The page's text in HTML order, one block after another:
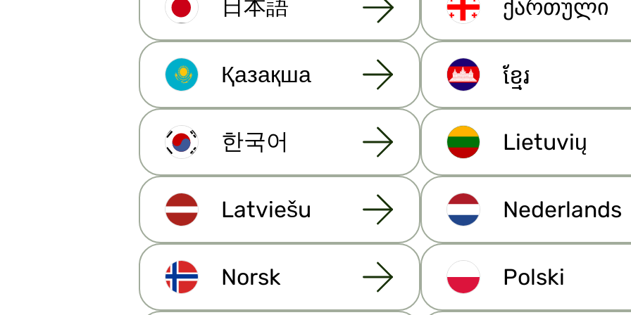
CRM för fastigheter
Leads inom fastighetsbranschen
Marknadsföring av fastigheter
Resurser
日本語 ქართული
Қазақша ខ្មែរ
한국어 Lietuvių
Latviešu Nederlands
Norsk Polski